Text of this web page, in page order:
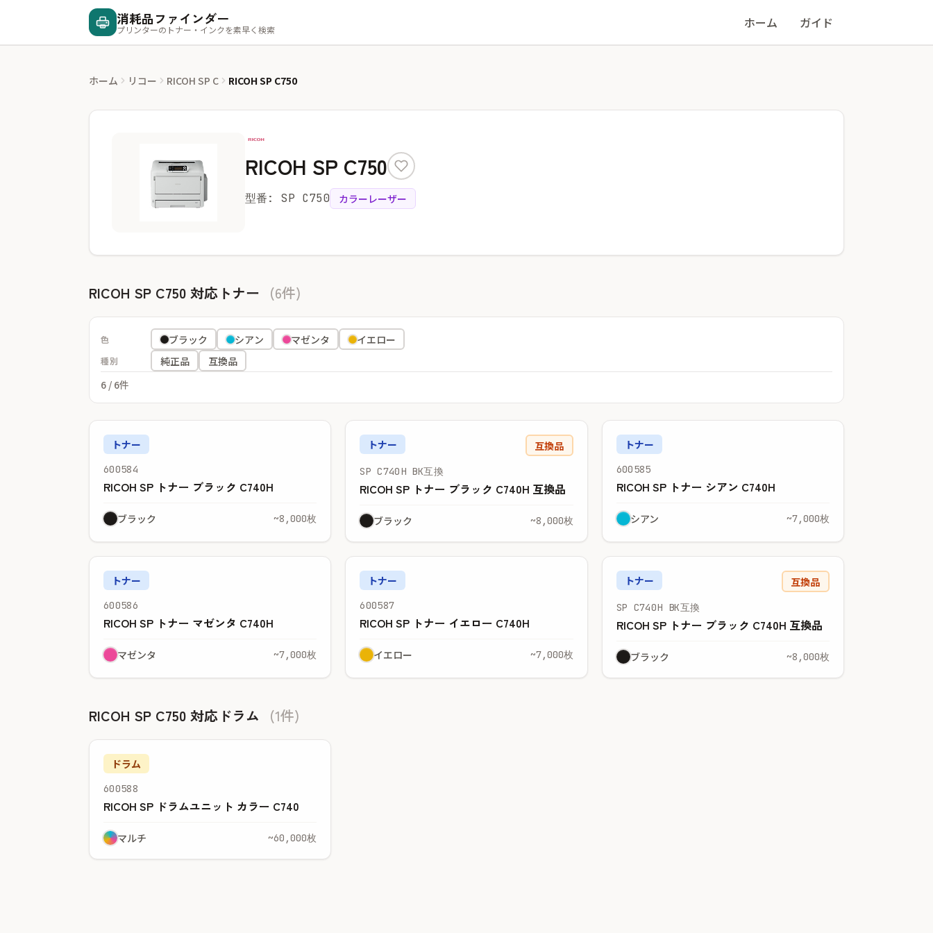
消耗品ファインダー
プリンターのトナー・インクを素早く検索 ホーム ガイド
ホーム リコー RICOH SP C RICOH SP C750
RICOH SP C750
型番: SP C750 カラーレーザー
RICOH SP C750 対応トナー (6件)
色 ブラック シアン マゼンタ イエロー
種別 純正品
互換品
6 / 6件
トナー
600584
RICOH SP トナー ブラック C740H
ブラック ~8,000枚
トナー 互換品
SP C740H BK互換
RICOH SP トナー ブラック C740H 互換品
ブラック ~8,000枚
トナー
600585
RICOH SP トナー シアン C740H
シアン ~7,000枚
トナー
600586
RICOH SP トナー マゼンタ C740H
マゼンタ ~7,000枚
トナー
600587
RICOH SP トナー イエロー C740H
イエロー ~7,000枚
トナー 互換品
SP C740H BK互換
RICOH SP トナー ブラック C740H 互換品
ブラック ~8,000枚
RICOH SP C750 対応ドラム (1件)
ドラム
600588
RICOH SP ドラムユニット カラー C740
マルチ ~60,000枚